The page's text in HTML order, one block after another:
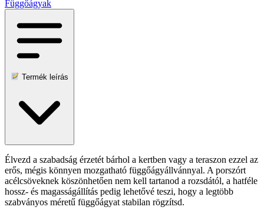
Függőágyak
Termék leírás
Élvezd a szabadság érzetét bárhol a kertben vagy a teraszon ezzel az
erős, mégis könnyen mozgatható függőágyállvánnyal. A porszórt
acélcsöveknek köszönhetően nem kell tartanod a rozsdától, a hatféle
hossz- és magasságállítás pedig lehetővé teszi, hogy a legtöbb
szabványos méretű függőágyat stabilan rögzítsd.